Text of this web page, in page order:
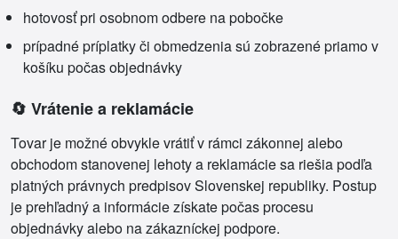
hotovosť pri osobnom odbere na pobočke
prípadné príplatky či obmedzenia sú zobrazené priamo v
košíku počas objednávky
🔄 Vrátenie a reklamácie
Tovar je možné obvykle vrátiť v rámci zákonnej alebo
obchodom stanovenej lehoty a reklamácie sa riešia podľa
platných právnych predpisov Slovenskej republiky. Postup
je prehľadný a informácie získate počas procesu
objednávky alebo na zákazníckej podpore.